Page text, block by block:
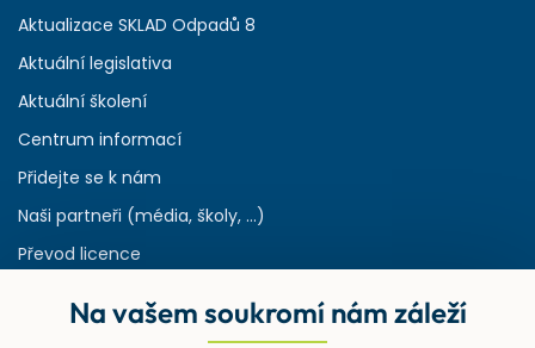
Aktualizace SKLAD Odpadů 8
Aktuální legislativa
Aktuální školení
Centrum informací
Přidejte se k nám
Naši partneři (média, školy, ...)
Převod licence
Rejstřík používaných zkratek v odpadech
Na vašem soukromí nám záleží